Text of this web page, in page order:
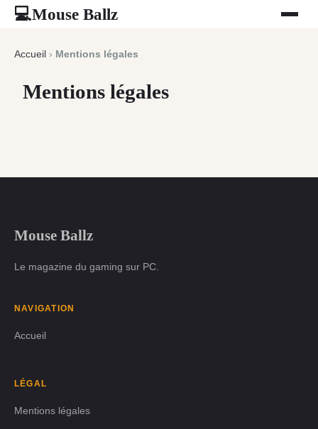
💻Mouse Ballz
Accueil › Mentions légales
Mentions légales
Mouse Ballz
Le magazine du gaming sur PC.
NAVIGATION
Accueil
LÉGAL
Mentions légales